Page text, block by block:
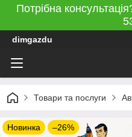
Потрібна
dimgazdu
Товари та послуги
Новинка –26%